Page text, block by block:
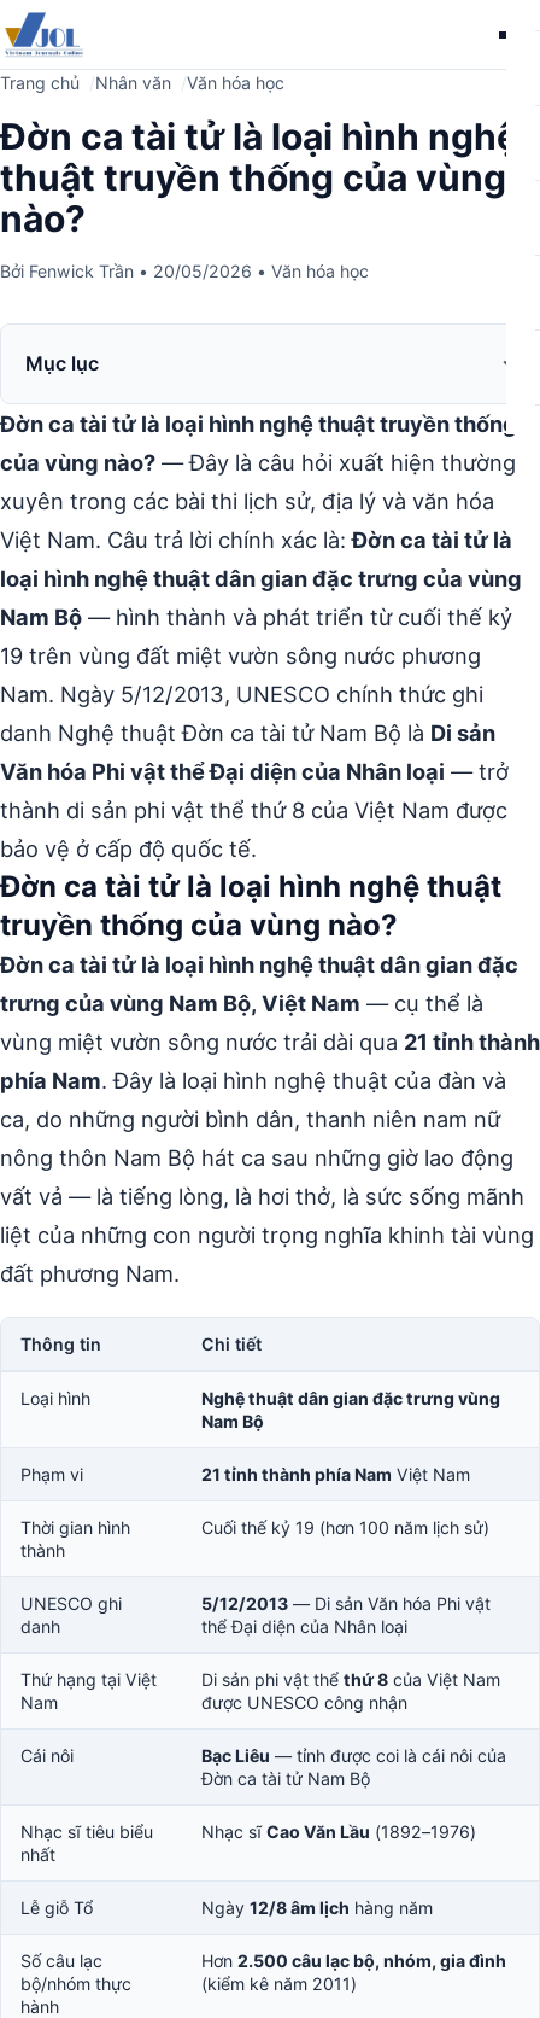
Trang chủ Nhân văn Văn hóa học
Đờn ca tài tử là loại hình nghệ
thuật truyền thống của vùng
nào?
Bởi Fenwick Trần • 20/05/2026 • Văn hóa học
Mục lục
Đờn ca tài tử là loại hình nghệ thuật truyền thống
của vùng nào? — Đây là câu hỏi xuất hiện thường
xuyên trong các bài thi lịch sử, địa lý và văn hóa
Việt Nam. Câu trả lời chính xác là:Đờn ca tài tử là
loại hình nghệ thuật dân gian đặc trưng của vùng
Nam Bộ — hình thành và phát triển từ cuối thế kỷ
19 trên vùng đất miệt vườn sông nước phương
Nam. Ngày 5/12/2013, UNESCO chính thức ghi
danh Nghệ thuật Đờn ca tài tử Nam Bộ là Di sản
Văn hóa Phi vật thể Đại diện của Nhân loại — trở
thành di sản phi vật thể thứ 8 của Việt Nam được
bảo vệ ở cấp độ quốc tế.
Đờn ca tài tử là loại hình nghệ thuật
truyền thống của vùng nào?
Đờn ca tài tử là loại hình nghệ thuật dân gian đặc
trưng của vùng Nam Bộ, Việt Nam — cụ thể là
vùng miệt vườn sông nước trải dài qua 21 tỉnh thành
phía Nam. Đây là loại hình nghệ thuật của đàn và
ca, do những người bình dân, thanh niên nam nữ
nông thôn Nam Bộ hát ca sau những giờ lao động
vất vả — là tiếng lòng, là hơi thở, là sức sống mãnh
liệt của những con người trọng nghĩa khinh tài vùng
đất phương Nam.
Thông tin Chi tiết
Loại hình
Nghệ thuật dân gian đặc trưng vùng
Nam Bộ
Phạm vi 21 tỉnh thành phía Nam Việt Nam
Thời gian hình
thành
Cuối thế kỷ 19 (hơn 100 năm lịch sử)
UNESCO ghi
danh
5/12/2013 — Di sản Văn hóa Phi vật
thể Đại diện của Nhân loại
Thứ hạng tại Việt
Nam
Di sản phi vật thể thứ 8 của Việt Nam
được UNESCO công nhận
Cái nôi Bạc Liêu — tỉnh được coi là cái nôi của
Đờn ca tài tử Nam Bộ
Nhạc sĩ tiêu biểu
nhất
Nhạc sĩCao Văn Lầu (1892–1976)
Lễ giỗ Tổ Ngày 12/8 âm lịch hàng năm
Số câu lạc
bộ/nhóm thực
hành
Hơn 2.500 câu lạc bộ, nhóm, gia đình
(kiểm kê năm 2011)